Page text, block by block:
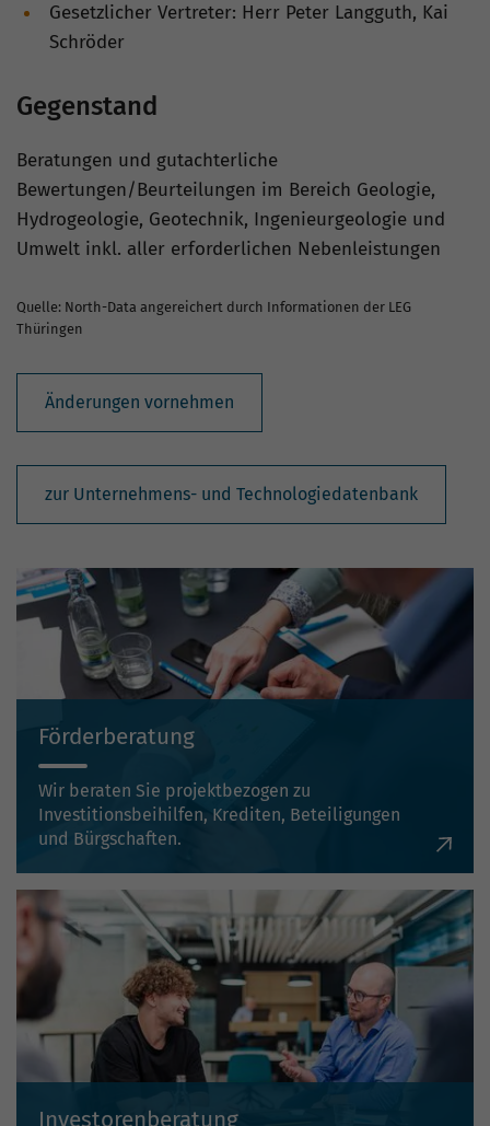
Gesetzlicher Vertreter: Herr Peter Langguth, Kai
Schröder
Gegenstand
Beratungen und gutachterliche
Bewertungen/Beurteilungen im Bereich Geologie,
Hydrogeologie, Geotechnik, Ingenieurgeologie und
Umwelt inkl. aller erforderlichen Nebenleistungen
Quelle: North-Data angereichert durch Informationen der LEG
Thüringen
Änderungen vornehmen
zur Unternehmens- und Technologiedatenbank
Förderberatung
Wir beraten Sie projektbezogen zu
Investitionsbeihilfen, Krediten, Beteiligungen
und Bürgschaften.
Investorenberatung